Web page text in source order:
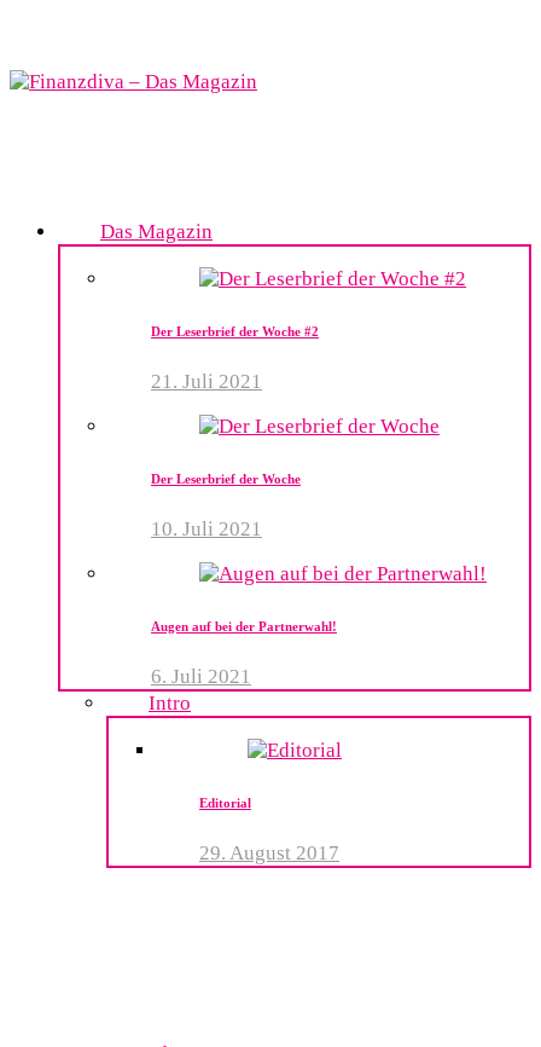
Das Magazin
Der Leserbrief der Woche #2
21. Juli 2021
Der Leserbrief der Woche
10. Juli 2021
Augen auf bei der Partnerwahl!
6. Juli 2021
Intro
Editorial
29. August 2017